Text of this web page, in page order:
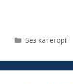
Без категорії